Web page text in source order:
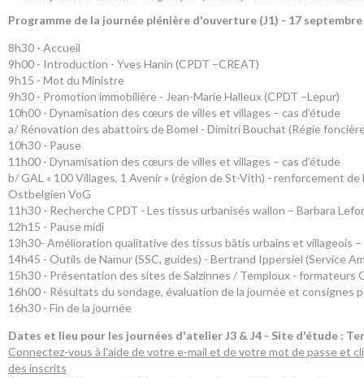
Programme de la journée plénière d'ouverture (J1) - 17 septembre
8h30 - Accueil
9h00 - Introduction - Yves Hanin (CPDT –CREAT)
9h15 - Mot du Ministre
9h30 - Promotion immobilière - Jean-Marie Halleux (CPDT –Lepur)
10h00 - Dynamisation des cœurs de villes et villages – cas d’étude
a/ Rénovation des abattoirs de Bomel - Dimitri Bouchat (Régie
10h30 - Pause
11h00 - Dynamisation des cœurs de villes et villages – cas d’étude
b/ GAL « 100 Villages, 1 Avenir » (région de St-Vith) - renforcement
Ostbelgien VoG
11h30 - Recherche CPDT - Les tissus urbanisés wallon – Barbara
12h15 - Pause midi
13h30- Amélioration qualitative des tissus bâtis urbains et villageois
14h45 - Outils de Namur (SSC, guides) - Bertrand Ippersiel (Service
15h30 - Présentation des sites de Salzinnes / Temploux - formateurs
16h00 - Résultats du sondage, évaluation de la journée et consignes
16h30 - Fin de la journée
Dates et lieu pour les journées d'atelier J3 & J4 - Site d'étude :
Connectez-vous à l'aide de votre e-mail et de votre mot de passe et
des inscrits